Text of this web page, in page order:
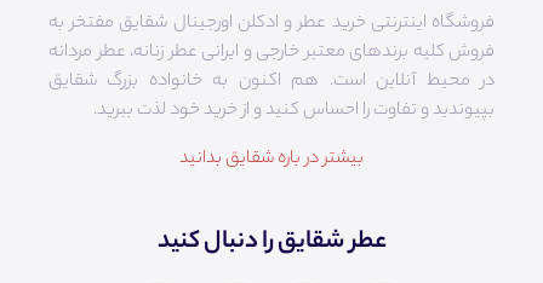
فروشگاه اینترنتی خرید عطر و ادکلن اورجینال شقایق مفتخر به
فروش کلیه برندهای معتبر خارجی و ایرانی عطر زنانه، عطر مردانه
در محیط آنلاین است. هم‌ اکنون به خانواده بزرگ شقایق
بپیوندید و تفاوت را احساس کنید و از خرید خود لذت ببرید.
بیشتر در باره شقایق بدانید
عطر شقایق را دنبال کنید